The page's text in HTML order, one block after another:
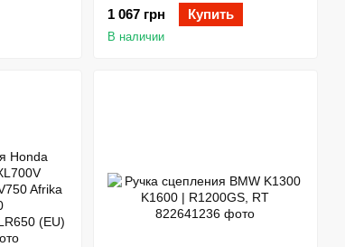
1 067 грн
Купить
В наличии